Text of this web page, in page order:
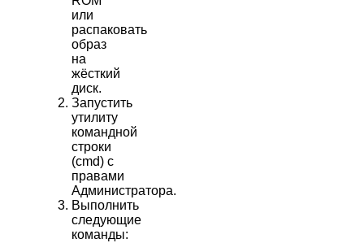
или
распаковать
образ
на
жёсткий
диск.
Запустить
утилиту
командной
строки
(cmd) с
правами
Администратора.
Выполнить
следующие
команды: